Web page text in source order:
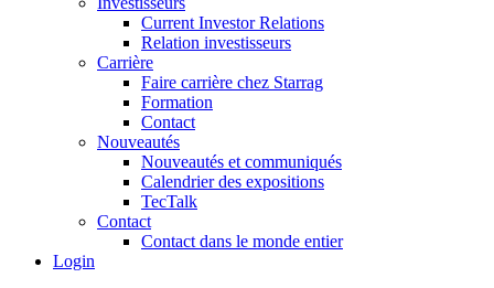
Current Investor Relations
Relation investisseurs
Carrière
Faire carrière chez Starrag
Formation
Contact
Nouveautés
Nouveautés et communiqués
Calendrier des expositions
TecTalk
Contact
Contact dans le monde entier
Login